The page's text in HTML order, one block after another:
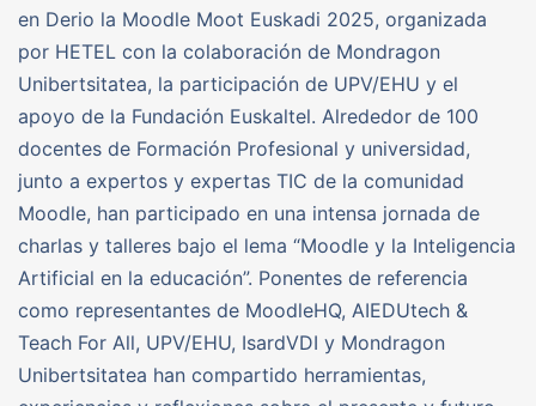
en Derio la Moodle Moot Euskadi 2025, organizada
por HETEL con la colaboración de Mondragon
Unibertsitatea, la participación de UPV/EHU y el
apoyo de la Fundación Euskaltel. Alrededor de 100
docentes de Formación Profesional y universidad,
junto a expertos y expertas TIC de la comunidad
Moodle, han participado en una intensa jornada de
charlas y talleres bajo el lema “Moodle y la Inteligencia
Artificial en la educación”. Ponentes de referencia
como representantes de MoodleHQ, AIEDUtech &
Teach For All, UPV/EHU, IsardVDI y Mondragon
Unibertsitatea han compartido herramientas,